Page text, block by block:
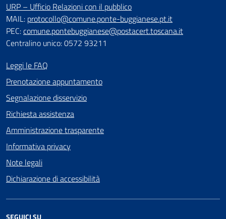
URP – Ufficio Relazioni con il pubblico
MAIL: protocollo@comune.ponte-buggianese.pt.it
PEC:comune.pontebuggianese@postacert.toscana.it
Centralino unico: 0572 93211
Leggi le FAQ
Prenotazione appuntamento
Segnalazione disservizio
Richiesta assistenza
Amministrazione trasparente
Informativa privacy
Note legali
Dichiarazione di accessibilità